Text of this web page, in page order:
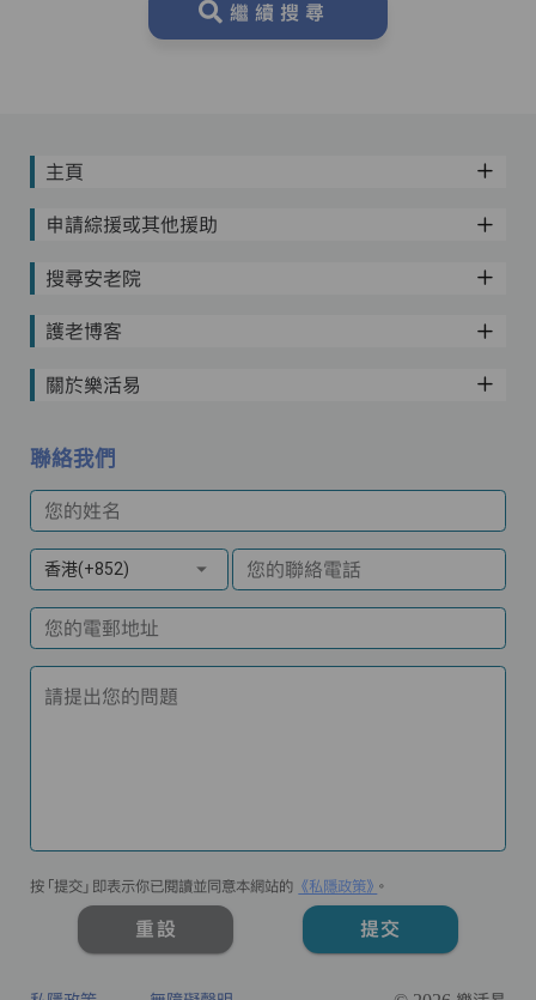
繼續搜尋
主頁
申請綜援或其他援助
搜尋安老院
護老博客
關於樂活易
聯絡我們
您的姓名
香港(+852) 您的聯絡電話
您的電郵地址
請提出您的問題
按「提交」即表示你已閱讀並同意本網站的 《私隱政策》 。
重設 提交